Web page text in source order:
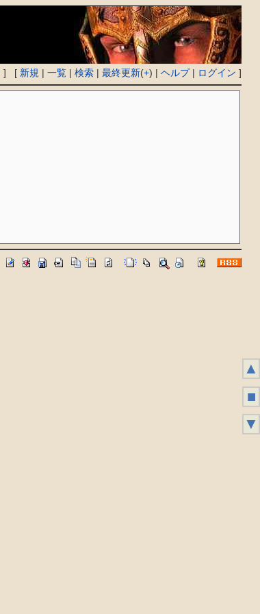
] [ 新規 |一覧 |検索 |最終更新(+) |ヘルプ| ログイン ]
▲
■
▼